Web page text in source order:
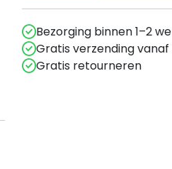
Bezorging binnen 1–2
Gratis verzending
Gratis retourneren